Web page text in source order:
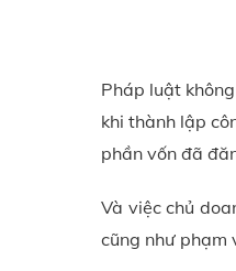
Pháp luật
khi thành lập
phần vốn đã
Và việc chủ
cũng như phạm